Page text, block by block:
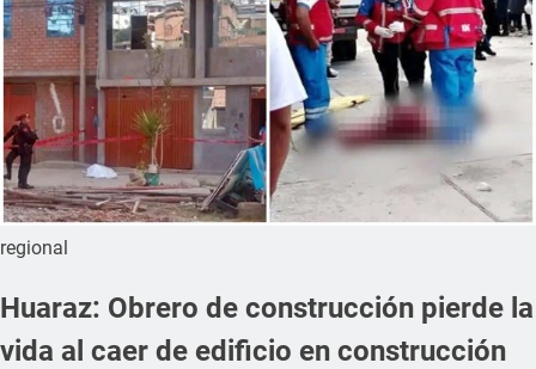
regional
Huaraz: Obrero de construcción pierde la
vida al caer de edificio en construcción